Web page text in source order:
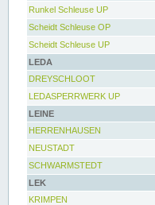
Runkel Schleuse UP
Scheidt Schleuse OP
Scheidt Schleuse UP
LEDA
DREYSCHLOOT
LEDASPERRWERK UP
LEINE
HERRENHAUSEN
NEUSTADT
SCHWARMSTEDT
LEK
KRIMPEN